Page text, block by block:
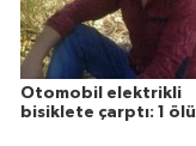
Otomobil elektrikli
bisiklete çarptı: 1 ölü